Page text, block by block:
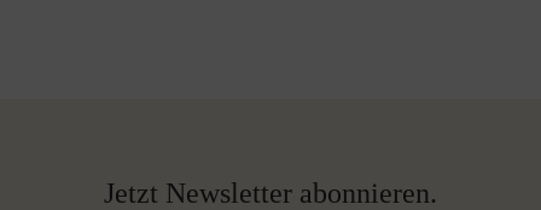
Jetzt Newsletter abonnieren.